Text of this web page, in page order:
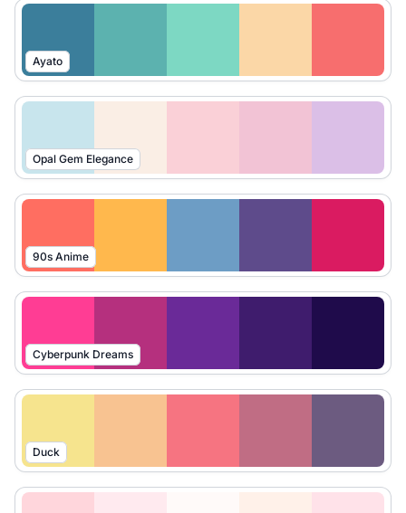
Ayato
Opal Gem Elegance
90s Anime
Cyberpunk Dreams
Duck